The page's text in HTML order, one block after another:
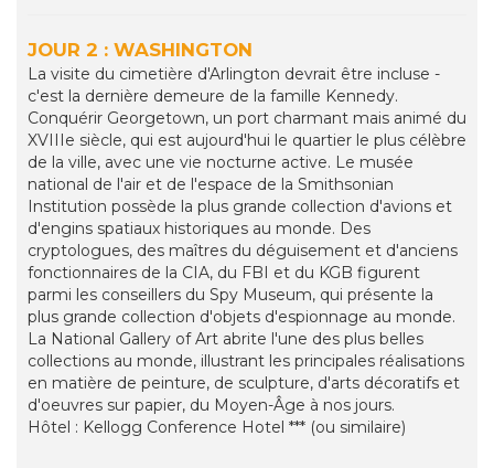
JOUR 2 : WASHINGTON
La visite du cimetière d'Arlington devrait être incluse -
c'est la dernière demeure de la famille Kennedy.
Conquérir Georgetown, un port charmant mais animé du
XVIIIe siècle, qui est aujourd'hui le quartier le plus célèbre
de la ville, avec une vie nocturne active. Le musée
national de l'air et de l'espace de la Smithsonian
Institution possède la plus grande collection d'avions et
d'engins spatiaux historiques au monde. Des
cryptologues, des maîtres du déguisement et d'anciens
fonctionnaires de la CIA, du FBI et du KGB figurent
parmi les conseillers du Spy Museum, qui présente la
plus grande collection d'objets d'espionnage au monde.
La National Gallery of Art abrite l'une des plus belles
collections au monde, illustrant les principales réalisations
en matière de peinture, de sculpture, d'arts décoratifs et
d'oeuvres sur papier, du Moyen-Âge à nos jours.
Hôtel : Kellogg Conference Hotel *** (ou similaire)